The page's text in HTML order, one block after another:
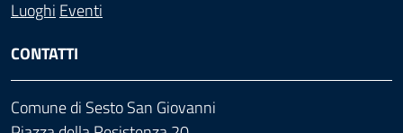
Luoghi Eventi
CONTATTI
Comune di Sesto San Giovanni